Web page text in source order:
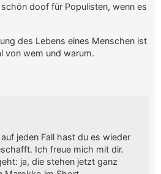
schön doof für Populisten, wenn es
des Lebens eines Menschen ist
von wem und warum.
jeden Fall hast du es wieder
Ich freue mich mit dir.
ja, die stehen jetzt ganz